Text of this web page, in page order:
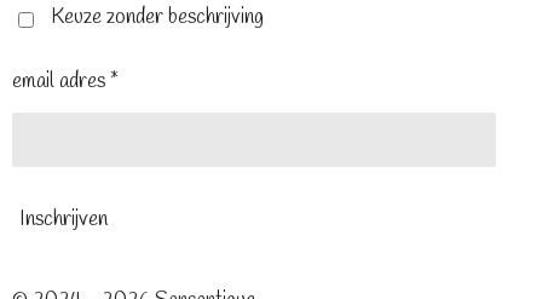
t
m
Keuze zonder beschrijving
email adres *
Inschrijven